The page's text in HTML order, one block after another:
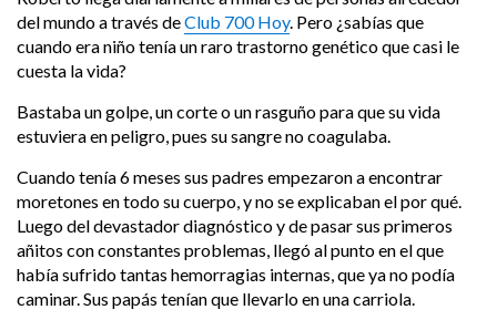
del mundo a través deClub 700 Hoy. Pero ¿sabías que
cuando era niño tenía un raro trastorno genético que casi le
cuesta la vida?
Bastaba un golpe, un corte o un rasguño para que su vida
estuviera en peligro, pues su sangre no coagulaba.
Cuando tenía 6 meses sus padres empezaron a encontrar
moretones en todo su cuerpo, y no se explicaban el por qué.
Luego del devastador diagnóstico y de pasar sus primeros
añitos con constantes problemas, llegó al punto en el que
había sufrido tantas hemorragias internas, que ya no podía
caminar. Sus papás tenían que llevarlo en una carriola.